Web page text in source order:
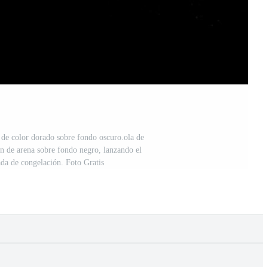
color dorado sobre fondo oscuro.ola de
de arena sobre fondo negro, lanzando el
de congelación. Foto Gratis